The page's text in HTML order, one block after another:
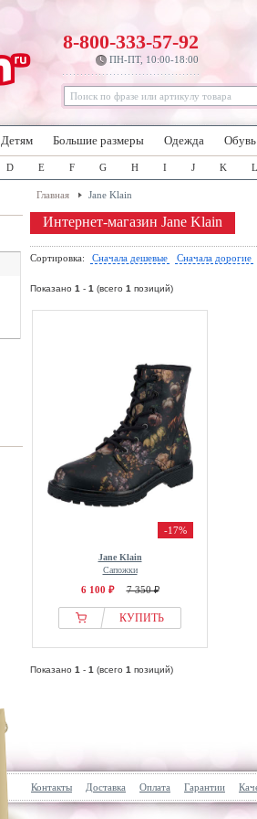
8-800-333-57-92
ПН-ПТ, 10:00-18:00
Детям Большие размеры Одежда Обувь
D E F G H I J K L
Главная Jane Klain
Интернет-магазин Jane Klain
Сортировка: Сначала дешевые Сначала дорогие
Показано 1 - 1 (всего 1 позиций)
-17%
Jane Klain
Сапожки
6 100 ₽ 7 350 ₽
КУПИТЬ
Показано 1 - 1 (всего 1 позиций)
Контакты Доставка Оплата Гарантии